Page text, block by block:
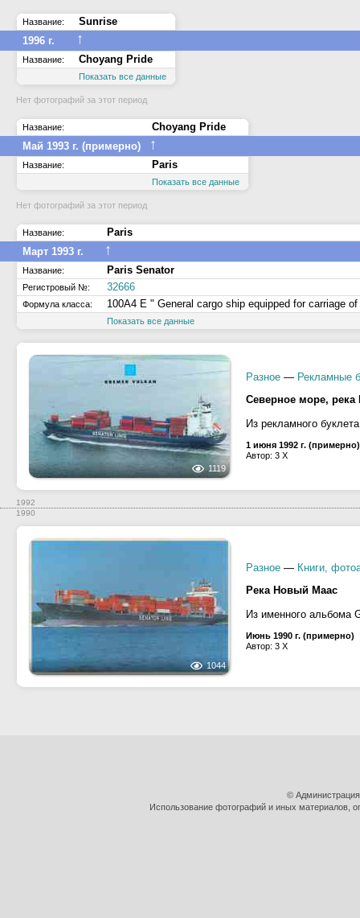
Название:
Sunrise
1996 г.
↑
Название: Choyang Pride
Показать все данные
Нет фотографий за этот период
Название:
Choyang Pride
Май 1993 г. (примерно)
↑
Название: Paris
Показать все данные
Нет фотографий за этот период
Название:
Paris
Март 1993 г.
↑
Название: Paris Senator
Регистровый №: 32666
Формула класса: 100A4 E " General cargo ship equipped for carriage
Показать все данные
1119
Разное — Рекламные
Северное море, река
Из рекламного
1 июня 1992 г. (примерно)
Автор: 3 X
1992
1990
1044
Разное — Книги,
Река Новый Маас
Из именного альбома
Июнь 1990 г. (примерно)
Автор: 3 X
©
Использование фотографий и иных материалов,